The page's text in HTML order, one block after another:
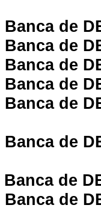
Banca de
Banca de
Banca de
Banca de
Banca de
Banca de
Banca de
Banca de